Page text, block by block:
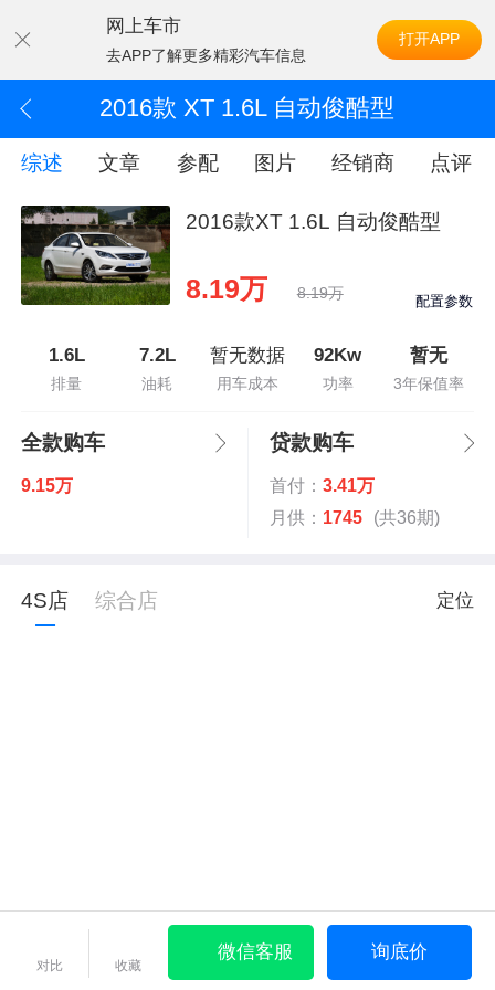
网上车市
去APP了解更多精彩汽车信息
打开APP
2016款 XT 1.6L 自动俊酷型
综述 文章 参配 图片 经销商 点评
2016款XT 1.6L 自动俊酷型
8.19万 8.19万 配置参数
1.6L
排量
7.2L
油耗
暂无数据
用车成本
92Kw
功率
暂无
3年保值率
全款购车
9.15万
贷款购车
首付： 3.41万
月供： 1745 (共36期)
4S店 综合店 定位
对比 收藏
微信客服 询底价